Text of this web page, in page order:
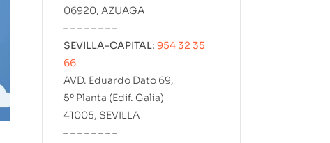
06920, AZUAGA
– – – – – – – –
SEVILLA-CAPITAL: 954 32 35
66
AVD. Eduardo Dato 69,
5º Planta (Edif. Galia)
41005, SEVILLA
– – – – – – – –